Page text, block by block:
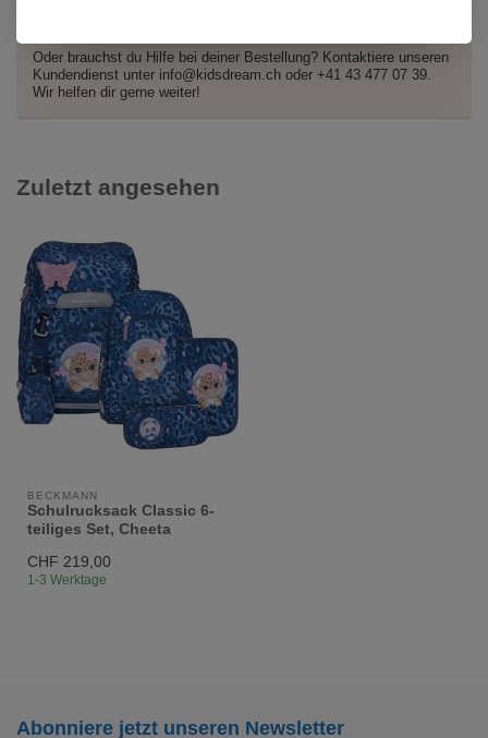
Oder brauchst du Hilfe bei deiner Bestellung? Kontaktiere unseren
Kundendienst unter info@kidsdream.ch oder +41 43 477 07 39.
Wir helfen dir gerne weiter!
Zuletzt angesehen
BECKMANN
Schulrucksack Classic 6-
teiliges Set, Cheeta
CHF 219,00
1-3 Werktage
Abonniere jetzt unseren Newsletter